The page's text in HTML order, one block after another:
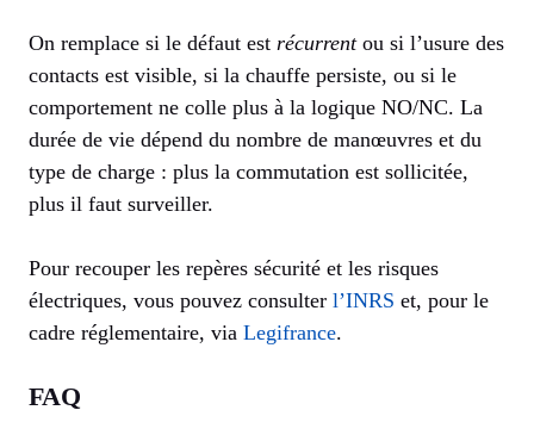
On remplace si le défaut est récurrentou si l’usure des
contacts est visible, si la chauffe persiste, ou si le
comportement ne colle plus à la logique NO/NC. La
durée de vie dépend du nombre de manœuvres et du
type de charge : plus la commutation est sollicitée,
plus il faut surveiller.
Pour recouper les repères sécurité et les risques
électriques, vous pouvez consulter l’INRS et, pour le
cadre réglementaire, via Legifrance.
FAQ